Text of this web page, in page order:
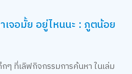
ลี้ยงและสัตว์ในฟาร์ม, สัตว์ในสวน,